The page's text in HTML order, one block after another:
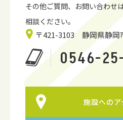
その他ご質問、お問い合わせ
相談ください。
〒421-3103 静岡県静岡
0546-
施設へのア